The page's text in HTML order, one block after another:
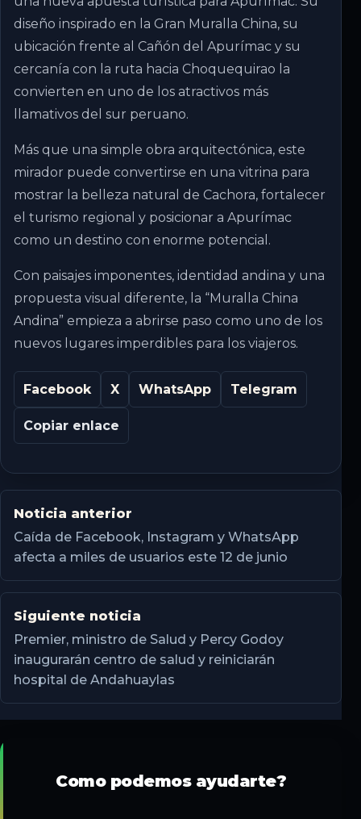
diseño inspirado en la Gran Muralla China, su
ubicación frente al Cañón del Apurímac y su
cercanía con la ruta hacia Choquequirao la
convierten en uno de los atractivos más
llamativos del sur peruano.
Más que una simple obra arquitectónica, este
mirador puede convertirse en una vitrina para
mostrar la belleza natural de Cachora, fortalecer
el turismo regional y posicionar a Apurímac
como un destino con enorme potencial.
Con paisajes imponentes, identidad andina y una
propuesta visual diferente, la “Muralla China
Andina” empieza a abrirse paso como uno de los
nuevos lugares imperdibles para los viajeros.
Facebook X WhatsApp Telegram
Copiar enlace
Noticia anterior
Caída de Facebook, Instagram y WhatsApp
afecta a miles de usuarios este 12 de junio
Siguiente noticia
Premier, ministro de Salud y Percy Godoy
inaugurarán centro de salud y reiniciarán
hospital de Andahuaylas
Como podemos ayudarte?